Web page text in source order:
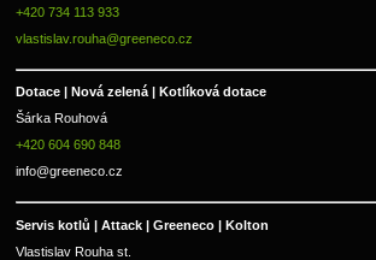
+420 734 113 933
vlastislav.rouha@greeneco.cz
Dotace | Nová zelená | Kotlíková dotace
Šárka Rouhová
+420 604 690 848
info@greeneco.cz
Servis kotlů | Attack | Greeneco | Kolton
Vlastislav Rouha st.